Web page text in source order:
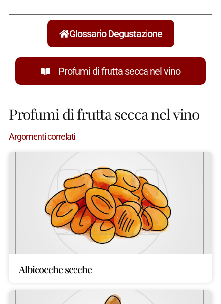
Glossario Degustazione
Profumi di frutta secca nel vino
Profumi di frutta secca nel vino
Argomenti correlati
Albicocche secche